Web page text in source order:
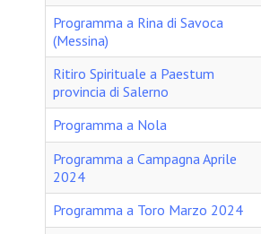
Programma a Rina di Savoca
(Messina)
Ritiro Spirituale a Paestum
provincia di Salerno
Programma a Nola
Programma a Campagna Aprile
2024
Programma a Toro Marzo 2024